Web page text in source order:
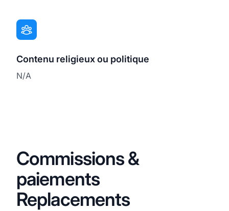
Contenu religieux ou politique
N/A
Commissions &
paiements
Replacements